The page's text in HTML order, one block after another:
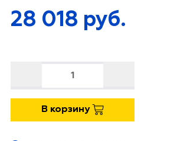
28 018 руб.
В корзину